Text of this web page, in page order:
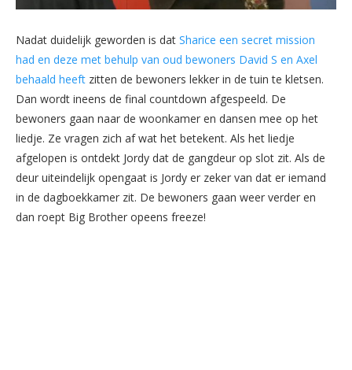
Nadat duidelijk geworden is dat Sharice een secret mission
had en deze met behulp van oud bewoners David S en Axel
behaald heeft zitten de bewoners lekker in de tuin te kletsen.
Dan wordt ineens de final countdown afgespeeld. De
bewoners gaan naar de woonkamer en dansen mee op het
liedje. Ze vragen zich af wat het betekent. Als het liedje
afgelopen is ontdekt Jordy dat de gangdeur op slot zit. Als de
deur uiteindelijk opengaat is Jordy er zeker van dat er iemand
in de dagboekkamer zit. De bewoners gaan weer verder en
dan roept Big Brother opeens freeze!